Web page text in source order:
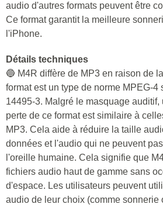
audio d'autres formats peuvent être
Ce format garantit la meilleure
l'iPhone.
Détails techniques
🔵 M4R diffère de MP3 en raison de
format est un type de norme MPEG-4
14495-3. Malgré le masquage
perte de ce format est similaire à
MP3. Cela aide à réduire la taille
données et l'audio qui ne peuvent
l'oreille humaine. Cela signifie que
fichiers audio haut de gamme sans
d'espace. Les utilisateurs peuvent
audio de leur choix (comme sonnerie